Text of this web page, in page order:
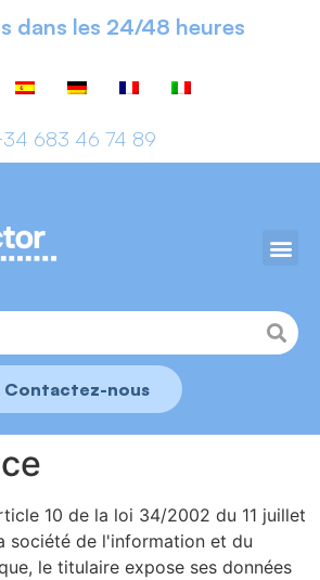
dans les 24/48 heures
683 46 74 89
Contactez-nous
10 de la loi 34/2002 du 11 juillet
société de l'information et du
le titulaire expose ses données